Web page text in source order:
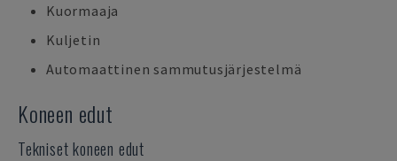
Kuormaaja
Kuljetin
Automaattinen sammutusjärjestelmä
Koneen edut
Tekniset koneen edut